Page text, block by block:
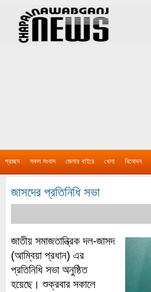
প্রচ্ছদ সকল সংবাদ জেলার বাইরে খেলা বিনোদন
জাসদের প্রতিনিধি সভা
জাতীয় সমাজতান্ত্রিক দল-জাসদ
(আম্বিয়া প্রধান) এর
প্রতিনিধি সভা অনুষ্ঠিত
হয়েছে। শুক্রবার সকালে